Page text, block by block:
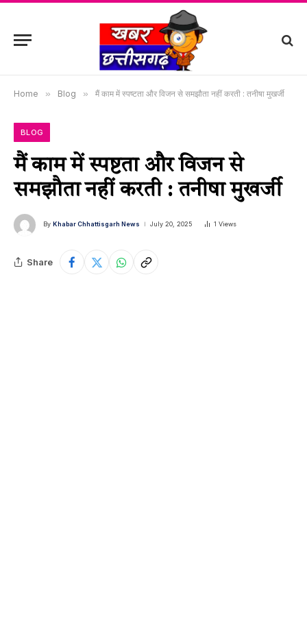
Home » Blog » मैं काम में स्पष्टता और विजन से समझौता नहीं करती : तनीषा मुखर्जी
BLOG
मैं काम में स्पष्टता और विजन से
समझौता नहीं करती : तनीषा मुखर्जी
By Khabar Chhattisgarh News July 20, 2025 1 Views
Share